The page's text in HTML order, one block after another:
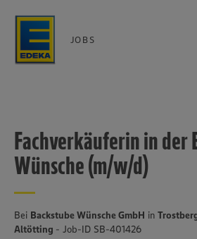
JOBS
Fachverkäuferin in der
Wünsche (m/w/d)
Bei Backstube Wünsche GmbH in
Altötting - Job-ID SB-401426